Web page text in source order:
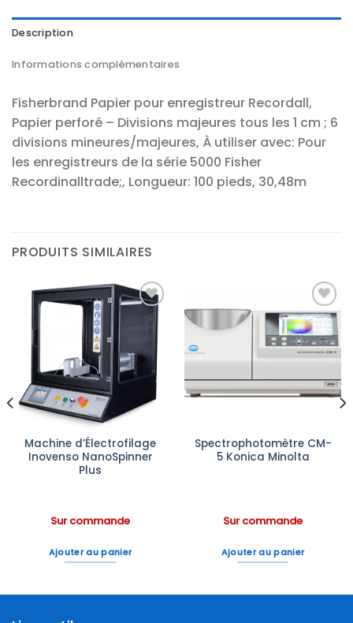
Description
Informations complémentaires
Fisherbrand Papier pour enregistreur Recordall,
Papier perforé – Divisions majeures tous les 1 cm ; 6
divisions mineures/majeures, À utiliser avec: Pour
les enregistreurs de la série 5000 Fisher
Recordinalltrade;, Longueur: 100 pieds, 30,48m
PRODUITS SIMILAIRES
Ajouter
à la liste
d’envies
Machine d’Électrofilage
Inovenso NanoSpinner
Plus
Sur commande
Ajouter au panier
Ajouter
à la liste
Spectrophotomètre CM-
5 Konica Minolta
Sur commande
Ajouter au panier